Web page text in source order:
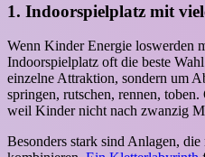
1. Indoorspielplatz mit
Wenn Kinder Energie loswerden
Indoorspielplatz oft die beste
einzelne Attraktion, sondern um
springen, rutschen, rennen,
weil Kinder nicht nach zwanzig
Besonders stark sind Anlagen,